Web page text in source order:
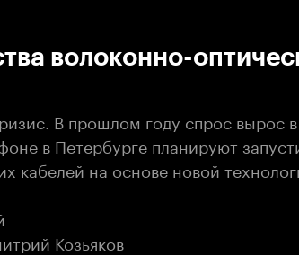
волоконно-
В прошлом году спрос вырос
в Петербурге планируют
кабелей на основе новой
Козьяков